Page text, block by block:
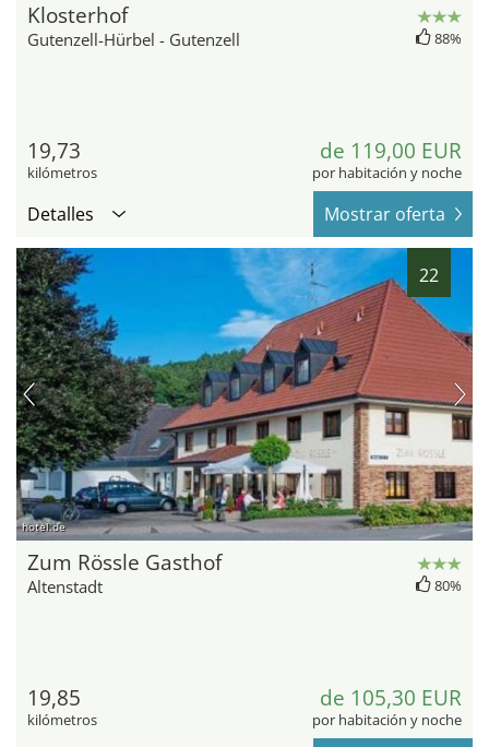
Klosterhof
Gutenzell-Hürbel - Gutenzell 88%
19,73
kilómetros
de 119,00 EUR
por habitación y noche
Detalles Mostrar oferta
22
hotel.de
Zum Rössle Gasthof
Altenstadt 80%
19,85
kilómetros
de 105,30 EUR
por habitación y noche